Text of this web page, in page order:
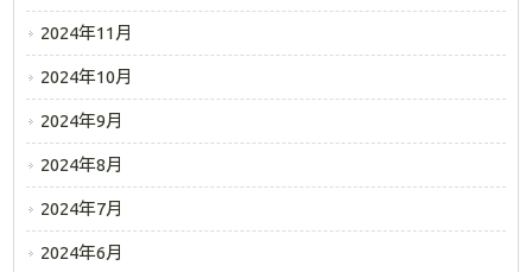
2024年11月
2024年10月
2024年9月
2024年8月
2024年7月
2024年6月